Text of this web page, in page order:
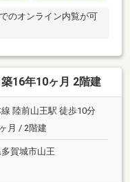
のオンライン内覧が可
16年10ヶ月 2階建
陸前山王駅 徒歩10分
月 / 2階建
賀城市山王